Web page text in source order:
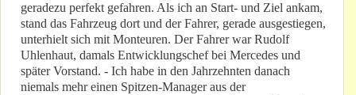
geradezu perfekt gefahren. Als ich an Start- und Ziel ankam,
stand das Fahrzeug dort und der Fahrer, gerade ausgestiegen,
unterhielt sich mit Monteuren. Der Fahrer war Rudolf
Uhlenhaut, damals Entwicklungschef bei Mercedes und
später Vorstand. - Ich habe in den Jahrzehnten danach
niemals mehr einen Spitzen-Manager aus der